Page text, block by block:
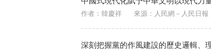
作者：韓慶祥 來源： 人民網－人民日報
深刻把握黨的作風建設的歷史邏輯、